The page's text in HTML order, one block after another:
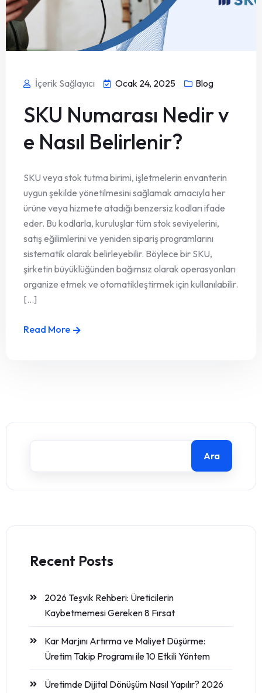
İçerik Sağlayıcı Ocak 24, 2025 Blog
SKU Numarası Nedir v
e Nasıl Belirlenir?
SKU veya stok tutma birimi, işletmelerin envanterin
uygun şekilde yönetilmesini sağlamak amacıyla her
ürüne veya hizmete atadığı benzersiz kodları ifade
eder. Bu kodlarla, kuruluşlar tüm stok seviyelerini,
satış eğilimlerini ve yeniden sipariş programlarını
sistematik olarak belirleyebilir. Böylece bir SKU,
şirketin büyüklüğünden bağımsız olarak operasyonları
organize etmek ve otomatikleştirmek için kullanılabilir.
[...]
Read More
Ara
Recent Posts
2026 Teşvik Rehberi: Üreticilerin
Kaybetmemesi Gereken 8 Fırsat
Kar Marjını Artırma ve Maliyet Düşürme:
Üretim Takip Programı ile 10 Etkili Yöntem
Üretimde Dijital Dönüşüm Nasıl Yapılır? 2026